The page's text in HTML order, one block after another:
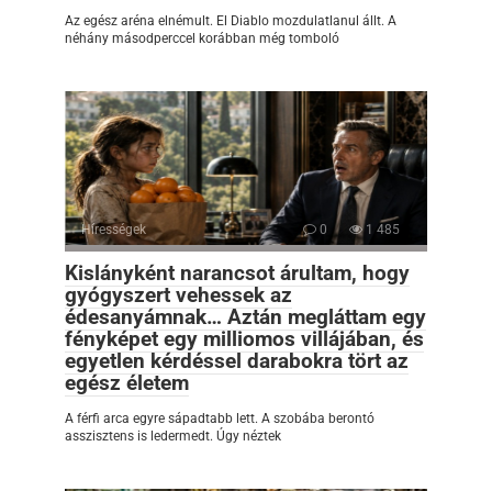
Az egész aréna elnémult. El Diablo mozdulatlanul állt. A
néhány másodperccel korábban még tomboló
Hírességek 0 1 485
Kislányként narancsot árultam, hogy
gyógyszert vehessek az
édesanyámnak… Aztán megláttam egy
fényképet egy milliomos villájában, és
egyetlen kérdéssel darabokra tört az
egész életem
A férfi arca egyre sápadtabb lett. A szobába berontó
asszisztens is ledermedt. Úgy néztek